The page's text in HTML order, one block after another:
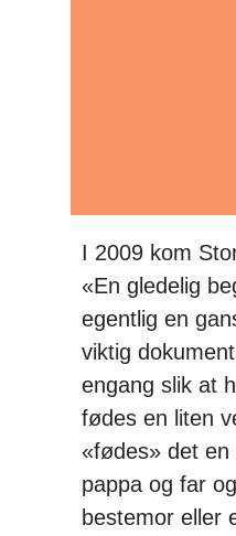
I 2009 kom
«En gledelig
egentlig en
viktig
engang slik at
fødes en liten
«fødes» det
pappa og far
bestemor eller